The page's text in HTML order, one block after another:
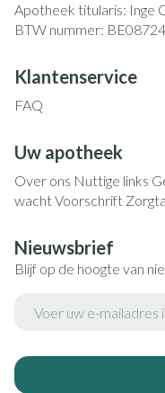
Apotheek titularis: Inge
BTW nummer:
Klantenservice
FAQ
Uw apotheek
Over ons Nuttige links
wachtVoorschrift
Nieuwsbrief
Blijf op de hoogte van